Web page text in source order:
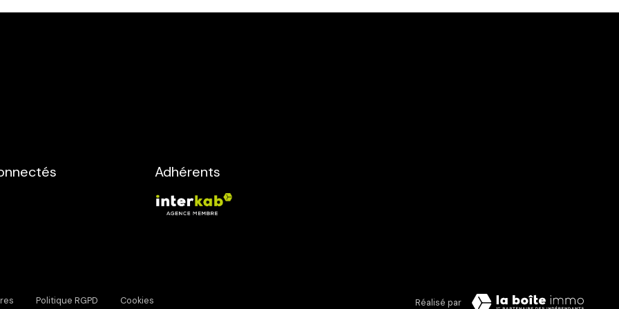
Adhérents
Politique RGPD Cookies Réalisé par